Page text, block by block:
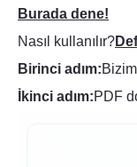
Burada dene!
Nasıl kullanılır?
Birinci adım:
İkinci adım:PDF